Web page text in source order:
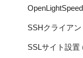
OpenLightSpeed
SSHクライアン
SSLサイト設置